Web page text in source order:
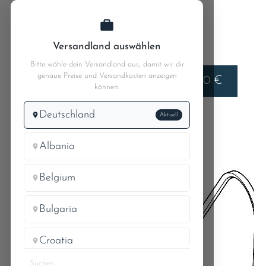
Liefern nach
Deutschland 0,00 €
Pagode W113
MB 230SL 113.042
Versandland auswählen
Bitte wähle dein Versandland aus, damit wir dir
genaue Preise und Versandkosten anzeigen
können.
Deutschland Aktuell
Albania
Belgium
Bulgaria
Croatia